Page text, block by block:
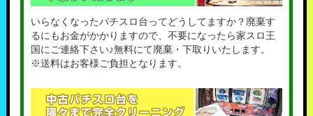
いらなくなったパチスロ台ってどうしてますか？廃棄す
るにもお金がかかりますので、不要になったら家スロ王
国にご連絡下さい♪無料にて廃棄・下取りいたします。
※送料はお客様ご負担となります。